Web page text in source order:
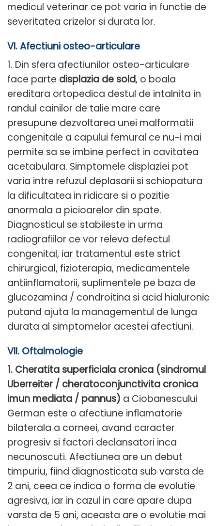
medicul veterinar ce pot varia in functie de
severitatea crizelor si durata lor.
VI. Afectiuni osteo-articulare
1. Din sfera afectiunilor osteo-articulare
face parte displazia de sold, o boala
ereditara ortopedica destul de intalnita in
randul cainilor de talie mare care
presupune dezvoltarea unei malformatii
congenitale a capului femural ce nu-i mai
permite sa se imbine perfect in cavitatea
acetabulara. Simptomele displaziei pot
varia intre refuzul deplasarii si schiopatura
la dificultatea in ridicare si o pozitie
anormala a picioarelor din spate.
Diagnosticul se stabileste in urma
radiografiilor ce vor releva defectul
congenital, iar tratamentul este strict
chirurgical, fizioterapia, medicamentele
antiinflamatorii, suplimentele pe baza de
glucozamina / condroitina si acid hialuronic
putand ajuta la managementul de lunga
durata al simptomelor acestei afectiuni.
VII. Oftalmologie
1. Cheratita superficiala cronica (sindromul
Uberreiter / cheratoconjunctivita cronica
imun mediata / pannus) a Ciobanescului
German este o afectiune inflamatorie
bilaterala a corneei, avand caracter
progresiv si factori declansatori inca
necunoscuti. Afectiunea are un debut
timpuriu, fiind diagnosticata sub varsta de
2 ani, ceea ce indica o forma de evolutie
agresiva, iar in cazul in care apare dupa
varsta de 5 ani, aceasta are o evolutie mai